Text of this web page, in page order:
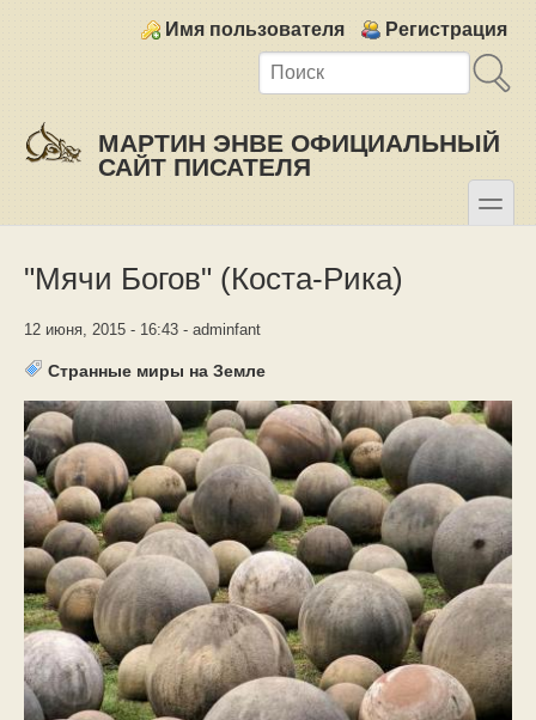
Login links
Имя пользователя Регистрация
МАРТИН ЭНВЕ ОФИЦИАЛЬНЫЙ
САЙТ ПИСАТЕЛЯ
toggle
"Мячи Богов" (Коста-Рика)
12 июня, 2015 - 16:43 - adminfant
Странные миры на Земле